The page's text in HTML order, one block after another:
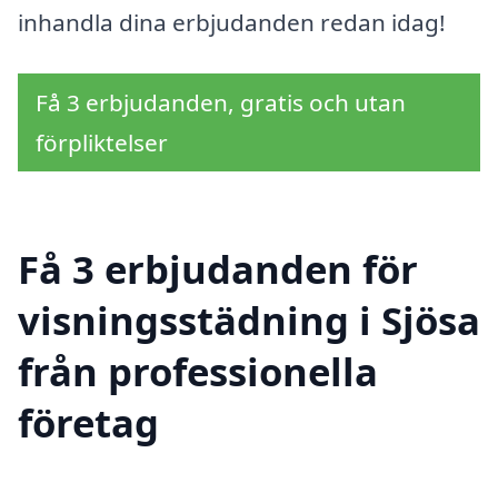
inhandla dina erbjudanden redan idag!
Få 3 erbjudanden, gratis och utan
förpliktelser
Få 3 erbjudanden för
visningsstädning i Sjösa
från professionella
företag